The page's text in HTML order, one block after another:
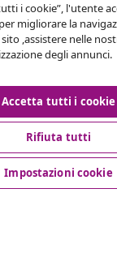
di recesso per il
dal
i cookie”, l'utente
migliorare la
,assistere nelle
degli annunci.
Accetta tutti i cookie
Rifiuta tutti
Impostazioni cookie